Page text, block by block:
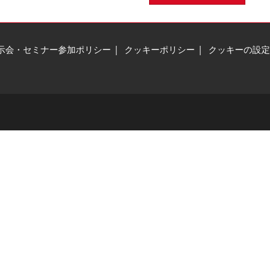
会・セミナー参加ポリシー クッキーポリシー クッキーの設定